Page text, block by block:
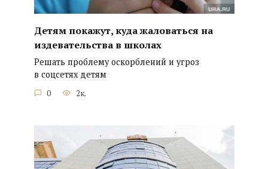
Детям покажут, куда жаловаться на
издевательства в школах
Решать проблему оскорблений и угроз
в соцсетях детям
0 2к.